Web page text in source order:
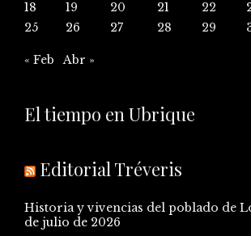
18
19 20 21 22
25
26 27 28 29
« Feb Abr »
El tiempo en Ubrique
Editorial Tréveris
Historia y vivencias del poblado de
de julio de 2026